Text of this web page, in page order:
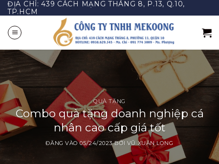
Bỏ
qua
nội
dung
ĐỊA CHỈ: 439 CÁCH MẠNG THÁNG 8, P.13, Q.10,
TP.HCM
QUÀ TẶNG
Combo quà tặng doanh nghiệp cá
nhân cao cấp giá tốt
ĐĂNG VÀO05/24/2023 BỞI VŨ XUÂN LONG